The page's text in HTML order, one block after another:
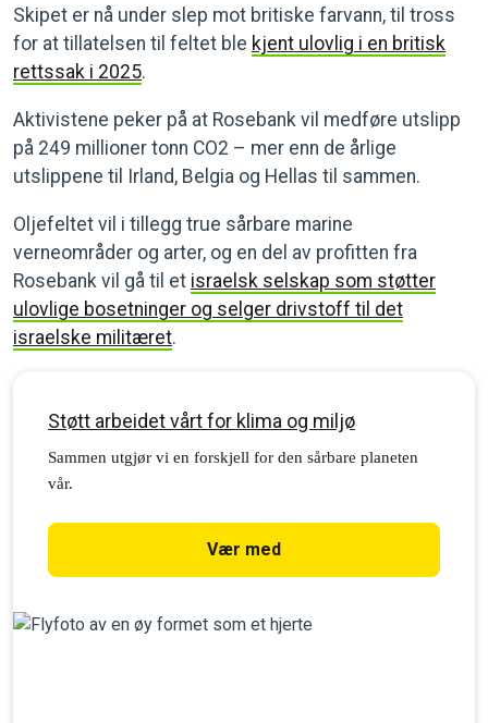
Skipet er nå under slep mot britiske farvann, til tross
for at tillatelsen til feltet ble kjent ulovlig i en britisk
rettssak i 2025.
Aktivistene peker på at Rosebank vil medføre utslipp
på 249 millioner tonn CO2 – mer enn de årlige
utslippene til Irland, Belgia og Hellas til sammen.
Oljefeltet vil i tillegg true sårbare marine
verneområder og arter, og en del av profitten fra
Rosebank vil gå til et israelsk selskap som støtter
ulovlige bosetninger og selger drivstoff til det
israelske militæret.
Støtt arbeidet vårt for klima og miljø
Sammen utgjør vi en forskjell for den sårbare planeten
vår.
Vær med